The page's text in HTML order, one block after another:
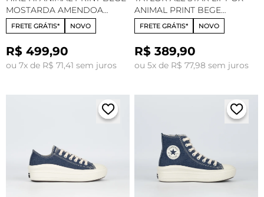
MOSTARDA AMENDOA
CO06880001
FRETE GRÁTIS* NOVO
R$ 499,90
ou 7x de R$ 71,41 sem juros
ANIMAL PRINT BEGE
MOSTARDA AMENDOA
CT34250001
FRETE GRÁTIS* NOVO
R$ 389,90
ou 5x de R$ 77,98 sem juros